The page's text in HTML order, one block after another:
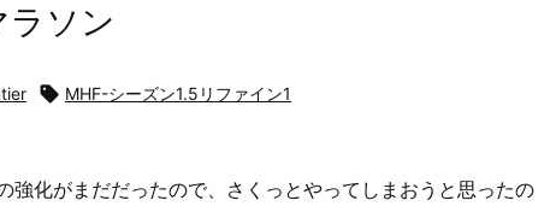
ソン
 MHF-シーズン1.5リファイン1
強化がまだだったので、さくっとやってしまおうと思ったの